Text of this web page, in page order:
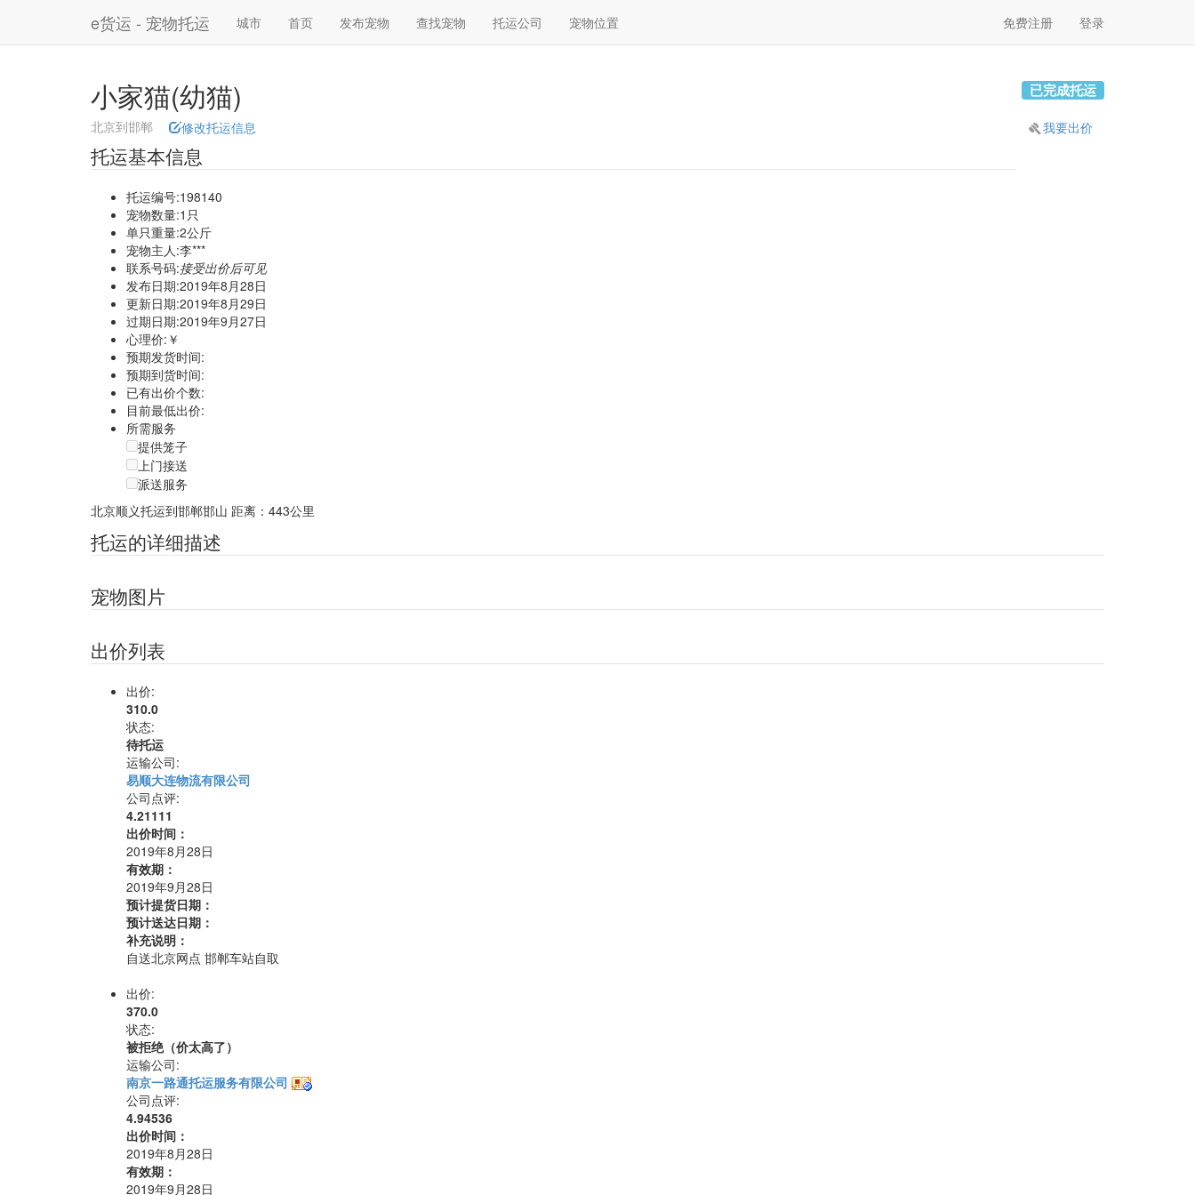
e货运 - 宠物托运 城市 首页 发布宠物 查找宠物 托运公司 宠物位置 免费注册 登录
小家猫(幼猫) 已完成托运
北京到邯郸 修改托运信息 我要出价
托运基本信息
托运编号:198140
宠物数量:1只
单只重量:2公斤
宠物主人:李***
联系号码:接受出价后可见
发布日期:2019年8月28日
更新日期:2019年8月29日
过期日期:2019年9月27日
心理价:￥
预期发货时间:
预期到货时间:
已有出价个数:
目前最低出价:
所需服务
提供笼子
上门接送
派送服务
北京顺义托运到邯郸邯山 距离：443公里
托运的详细描述
宠物图片
出价列表
出价:
310.0
状态:
待托运
运输公司:
易顺大连物流有限公司
公司点评:
4.21111
出价时间：
2019年8月28日
有效期：
2019年9月28日
预计提货日期：
预计送达日期：
补充说明：
自送北京网点 邯郸车站自取
出价:
370.0
状态:
被拒绝（价太高了）
运输公司:
南京一路通托运服务有限公司
公司点评:
4.94536
出价时间：
2019年8月28日
有效期：
2019年9月28日